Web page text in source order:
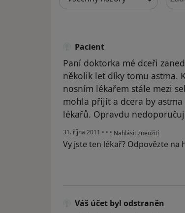
Pacient
Paní doktorka mé dceři
několik let díky tomu astma.
nosním lékařem stále mezi
mohla přijít a dcera by
lékařů. Opravdu
31. října 2011 • • • podle názoru uživatele
Nahlásit zneužití
Vy jste ten lékař? Odpovězte na
Váš účet byl odstraněn